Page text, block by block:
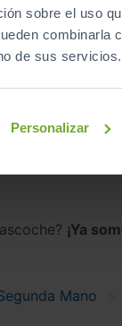
sobre el uso
combinarla
de sus servicios.
Personalizar
¡Ya
Mano